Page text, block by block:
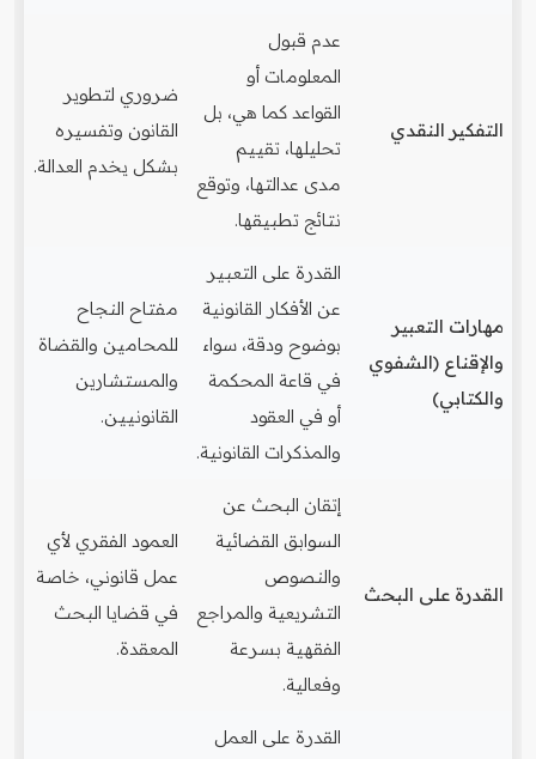
التفكير النقدي
عدم قبول
المعلومات أو
القواعد كما هي، بل
تحليلها، تقييم
مدى عدالتها، وتوقع
نتائج تطبيقها.
ضروري لتطوير
القانون وتفسيره
بشكل يخدم العدالة.
مهارات التعبير
والإقناع (الشفوي
والكتابي)
القدرة على التعبير
عن الأفكار القانونية
بوضوح ودقة، سواء
في قاعة المحكمة
أو في العقود
والمذكرات القانونية.
مفتاح النجاح
للمحامين والقضاة
والمستشارين
القانونيين.
القدرة على البحث
إتقان البحث عن
السوابق القضائية
والنصوص
التشريعية والمراجع
الفقهية بسرعة
وفعالية.
العمود الفقري لأي
عمل قانوني، خاصة
في قضايا البحث
المعقدة.
القدرة على العمل